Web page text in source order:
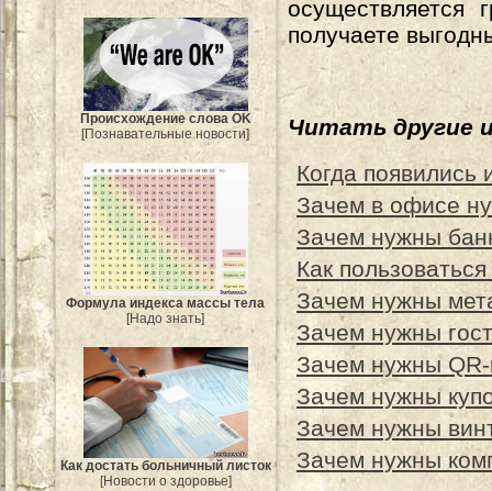
Происхождение слова OK
[Познавательные новости]
Формула индекса массы тела
[Надо знать]
Как достать больничный листок
[Новости о здоровье]
осуществляется
получаете
Читать другие
Когда появились
Зачем в офисе
Зачем нужны
Как
Зачем нужны
Зачем нужны
Зачем нужны
Зачем нужны
Зачем нужны
Зачем нужны